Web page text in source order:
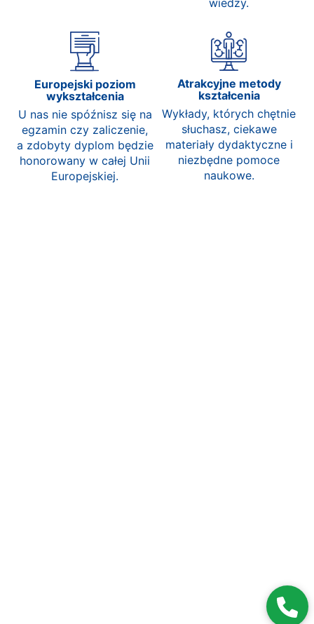
wiedzy.
Europejski poziom
wykształcenia
U nas nie spóźnisz się na
egzamin czy zaliczenie,
a zdobyty dyplom będzie
honorowany w całej Unii
Europejskiej.
Atrakcyjne metody
kształcenia
Wykłady, których chętnie
słuchasz, ciekawe
materiały dydaktyczne i
niezbędne pomoce
naukowe.